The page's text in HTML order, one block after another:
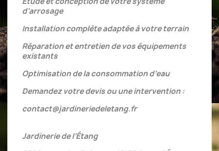
d’arrosage
Installation complète adaptée à votre terrain
Réparation et entretien de vos équipements
existants
Optimisation de la consommation d’eau
Demandez votre devis ou une intervention :
contact@jardineriedeletang.fr
Jardinerie de l’Étang